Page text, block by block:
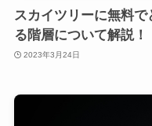
スカイツリーに無料
る階層について解説！
2023年3月24日